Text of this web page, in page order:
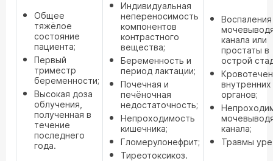
Общее
тяжёлое
состояние
пациента;
Первый
триместр
беременности;
Высокая доза
облучения,
полученная в
течение
последнего
года.
Индивидуальная
непереносимость
компонентов
контрастного
вещества;
Беременность и
период лактации;
Почечная и
печёночная
недостаточность;
Непроходимость
кишечника;
Гломерулонефрит;
Тиреотоксикоз.
канала или
простаты в
острой
внутренних
органов;
канала;
Травмы